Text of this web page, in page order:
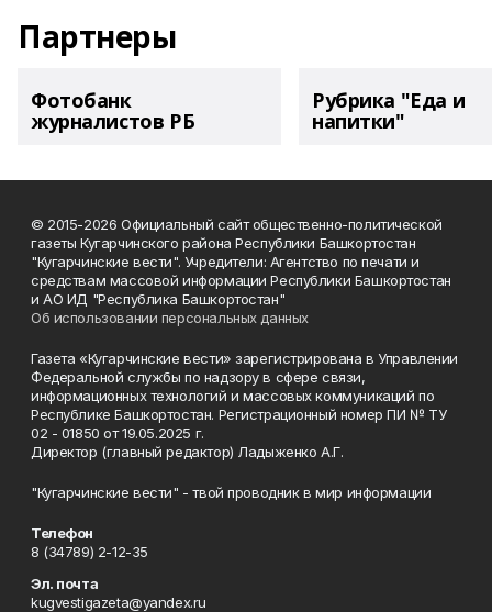
Партнеры
Фотобанк
журналистов РБ
Рубрика "Еда и
напитки"
© 2015-2026 Официальный сайт общественно-политической
газеты Кугарчинского района Республики Башкортостан
"Кугарчинские вести". Учредители: Агентство по печати и
средствам массовой информации Республики Башкортостан
и АО ИД "Республика Башкортостан"
Об использовании персональных данных
Газета «Кугарчинские вести» зарегистрирована в Управлении
Федеральной службы по надзору в сфере связи,
информационных технологий и массовых коммуникаций по
Республике Башкортостан. Регистрационный номер ПИ № ТУ
02 - 01850 от 19.05.2025 г.
Директор (главный редактор) Ладыженко А.Г.
"Кугарчинские вести" - твой проводник в мир информации
Телефон
8 (34789) 2-12-35
Эл. почта
kugvestigazeta@yandex.ru